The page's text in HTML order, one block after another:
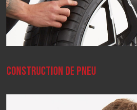
CONSTRUCTION DE PNEU